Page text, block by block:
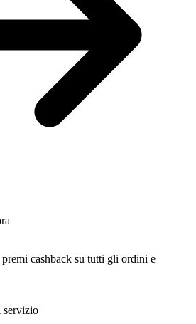
cashback su tutti gli ordini e
servizio